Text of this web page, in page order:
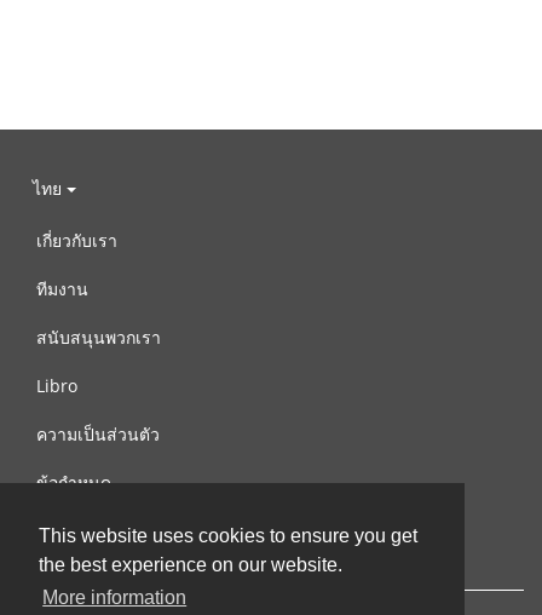
This website uses cookies to ensure you get
the best experience on our website.
More information
ไทย
เกี่ยวกับเรา
ทีมงาน
สนับสนุนพวกเรา
Libro
ความเป็นส่วนตัว
ข้อกำหนด
ติดต่อเรา